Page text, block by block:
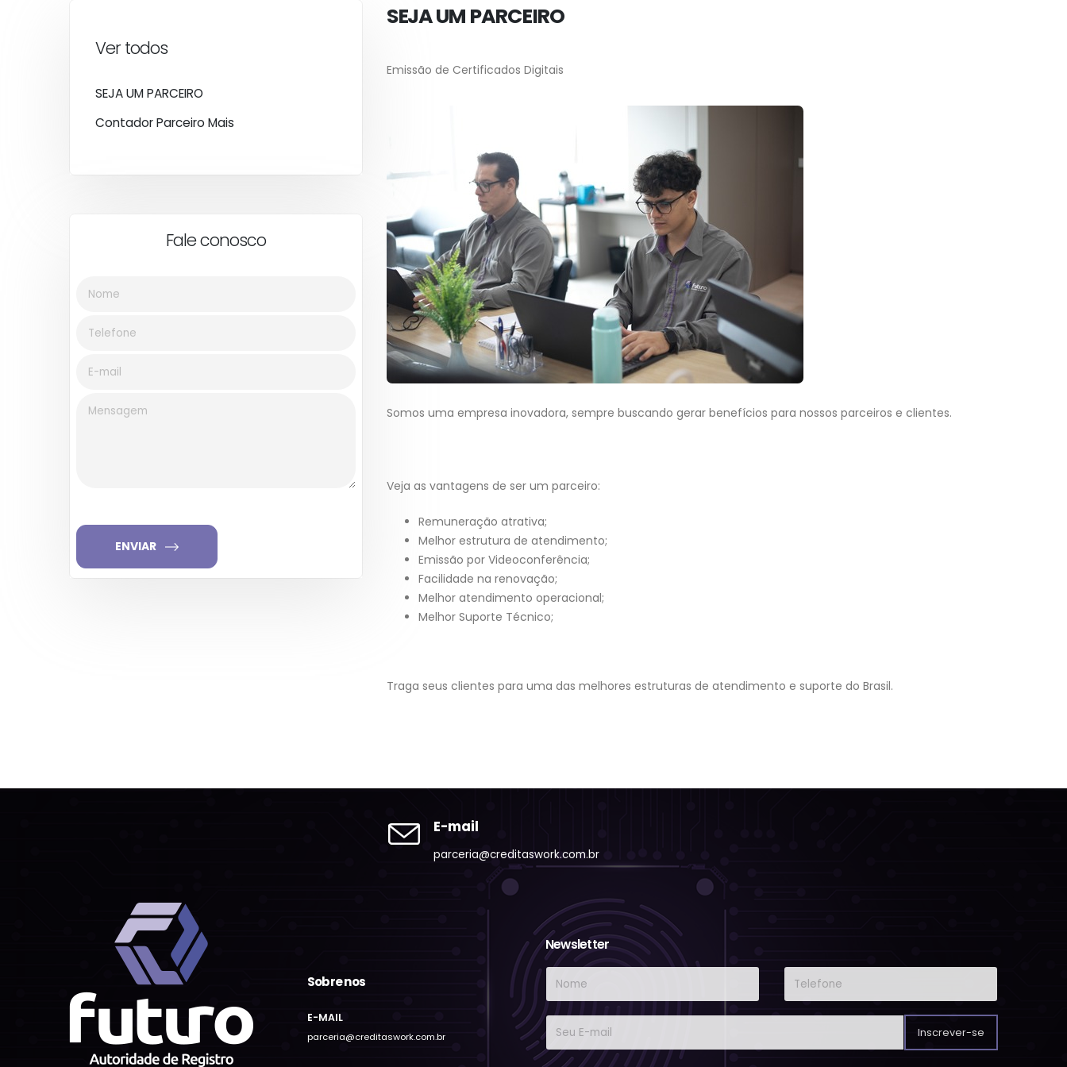
SEJA UM PARCEIRO
Emissão de Certificados Digitais
Somos uma empresa inovadora, sempre buscando gerar benefícios para nossos parceiros e clientes.
Veja as vantagens de ser um parceiro:
Remuneração atrativa;
Melhor estrutura de atendimento;
Emissão por Videoconferência;
Facilidade na renovação;
Melhor atendimento operacional;
Melhor Suporte Técnico;
Traga seus clientes para uma das melhores estruturas de atendimento e suporte do Brasil.
Ver todos
SEJA UM PARCEIRO
Contador Parceiro Mais
Fale conosco
ENVIAR
E-mail
parceria@creditaswork.com.br
Sobre nos
E-MAIL
parceria@creditaswork.com.br
Newsletter
Inscrever-se